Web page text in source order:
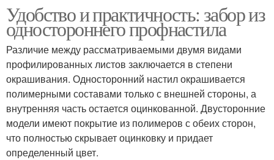
Профнастил для
заборов
Забор из профнастила
Удобство и практичность: забор из
одностороннего профнастила
Различие между рассматриваемыми двумя видами
профилированных листов заключается в степени
окрашивания. Односторонний настил окрашивается
полимерными составами только с внешней стороны, а
внутренняя часть остается оцинкованной. Двусторонние
модели имеют покрытие из полимеров с обеих сторон,
что полностью скрывает оцинковку и придает
определенный цвет.